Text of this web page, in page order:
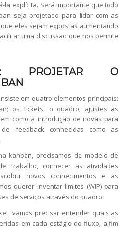
la explícita. Será importante que todo
seja projetado para lidar com as
eles sejam expostas aumentando
uma discussão que nos permite
PROJETAR O
em quatro elementos principais:
os tickets, o quadro; ajustes as
como a introdução de novas para
feedback conhecidas como as
kanban, precisamos de modelo de
trabalho, conhecer as atividades
novos conhecimentos e as
querer inventar limites (WIP) para
de serviços através do quadro.
vamos precisar entender quais as
em cada estágio do fluxo, a fim